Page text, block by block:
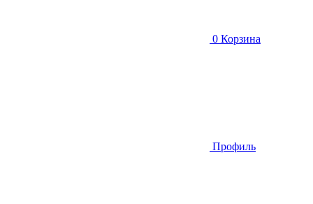
0 Корзина
Профиль